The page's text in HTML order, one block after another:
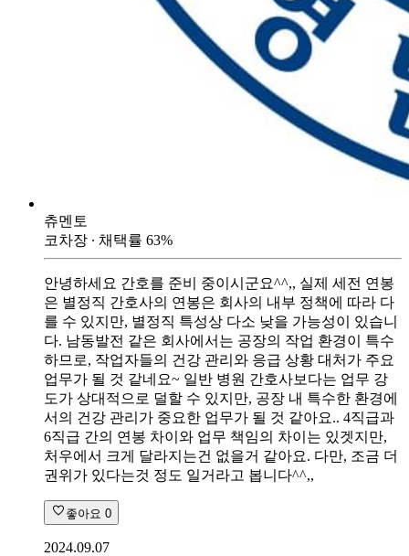
츄멘토
코차장 ∙ 채택률 63%
안녕하세요 간호를 준비 중이시군요^^,, 실제 세전 연봉
은 별정직 간호사의 연봉은 회사의 내부 정책에 따라 다
를 수 있지만, 별정직 특성상 다소 낮을 가능성이 있습니
다. 남동발전 같은 회사에서는 공장의 작업 환경이 특수
하므로, 작업자들의 건강 관리와 응급 상황 대처가 주요
업무가 될 것 같네요~ 일반 병원 간호사보다는 업무 강
도가 상대적으로 덜할 수 있지만, 공장 내 특수한 환경에
서의 건강 관리가 중요한 업무가 될 것 같아요.. 4직급과
6직급 간의 연봉 차이와 업무 책임의 차이는 있겟지만,
처우에서 크게 달라지는건 없을거 같아요. 다만, 조금 더
권위가 있다는것 정도 일거라고 봅니다^^,,
좋아요 0
2024.09.07